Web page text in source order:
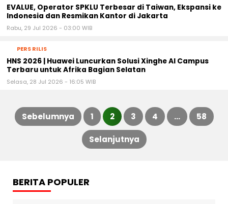
EVALUE, Operator SPKLU Terbesar di Taiwan, Ekspansi ke
Indonesia dan Resmikan Kantor di Jakarta
Rabu, 29 Jul 2026 - 03:00 WIB
PERS RILIS
HNS 2026 | Huawei Luncurkan Solusi Xinghe AI Campus
Terbaru untuk Afrika Bagian Selatan
Selasa, 28 Jul 2026 - 16:05 WIB
Paginasi
Sebelumnya 1 2 3 4 … 58
Selanjutnya
BERITA POPULER